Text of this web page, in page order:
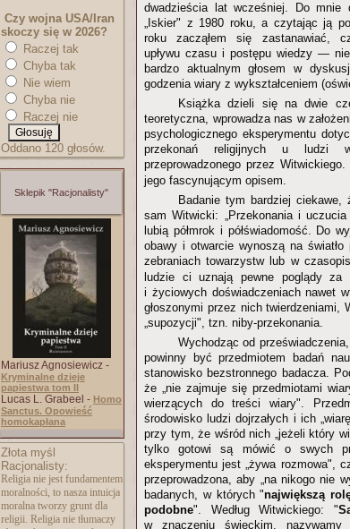
Czy wojna USA/Iran
skoczy się w 2026?
Raczej tak
Chyba tak
Nie wiem
Chyba nie
Raczej nie
Oddano 120 głosów.
Sklepik "Racjonalisty"
Mariusz Agnosiewicz -
Kryminalne dzieje
papiestwa tom II
Lucas L. Grabeel - Homo
Sanctus. Opowieść
homokapłana
Złota myśl
Racjonalisty:
Religia nie jest fundamentem
moralności, to nasza intuicja
moralna tworzy grunt dla
religii. Religia nie tłumaczy
dwadzieścia lat wcześniej. Do mnie
„Iskier" z 1980 roku, a czytając ją
roku zacząłem się zastanawiać,
upływu czasu i postępu wiedzy —
bardzo aktualnym głosem w
godzenia wiary z wykształceniem
Książka dzieli się na dwie
teoretyczna, wprowadza nas w
psychologicznego eksperymentu
przekonań religijnych u ludzi
przeprowadzonego przez Witwickiego.
jego fascynującym opisem.
Badanie tym bardziej
sam Witwicki: „Przekonania i
lubią półmrok i półświadomość. Do
obawy i otwarcie wynoszą na
zebraniach towarzystw lub w
ludzie ci uznają pewne poglądy za
i życiowych doświadczeniach nawet
głoszonymi przez nich
„supozycji", tzn. niby-przekonania.
Wychodząc od
powinny być przedmiotem badań
stanowisko bezstronnego badacza.
że „nie zajmuje się przedmiotami
wierzących do treści wiary".
środowisko ludzi dojrzałych i ich
przy tym, że wśród nich „jeżeli który
tylko gotowi są mówić o swych
eksperymentu jest „żywa rozmowa",
przeprowadzona, aby „na nikogo nie
badanych, w których "największą
podobne". Według Witwickiego: "
w znaczeniu świeckim,